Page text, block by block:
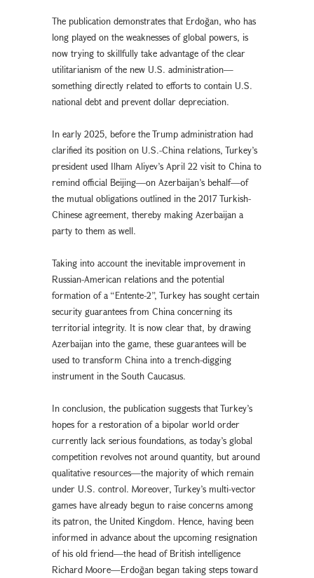
The publication demonstrates that Erdoğan, who has
long played on the weaknesses of global powers, is
now trying to skillfully take advantage of the clear
utilitarianism of the new U.S. administration—
something directly related to efforts to contain U.S.
national debt and prevent dollar depreciation.
In early 2025, before the Trump administration had
clarified its position on U.S.-China relations, Turkey’s
president used Ilham Aliyev’s April 22 visit to China to
remind official Beijing—on Azerbaijan’s behalf—of
the mutual obligations outlined in the 2017 Turkish-
Chinese agreement, thereby making Azerbaijan a
party to them as well.
Taking into account the inevitable improvement in
Russian-American relations and the potential
formation of a “Entente-2”, Turkey has sought certain
security guarantees from China concerning its
territorial integrity. It is now clear that, by drawing
Azerbaijan into the game, these guarantees will be
used to transform China into a trench-digging
instrument in the South Caucasus.
In conclusion, the publication suggests that Turkey’s
hopes for a restoration of a bipolar world order
currently lack serious foundations, as today’s global
competition revolves not around quantity, but around
qualitative resources—the majority of which remain
under U.S. control. Moreover, Turkey’s multi-vector
games have already begun to raise concerns among
its patron, the United Kingdom. Hence, having been
informed in advance about the upcoming resignation
of his old friend—the head of British intelligence
Richard Moore—Erdoğan began taking steps toward